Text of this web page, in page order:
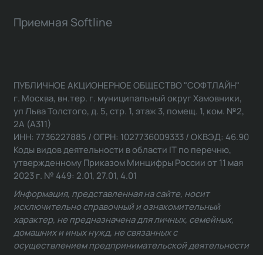
Приемная Softline
ПУБЛИЧНОЕ АКЦИОНЕРНОЕ ОБЩЕСТВО "СОФТЛАЙН"
г. Москва, вн.тер. г. муниципальный округ Хамовники,
ул Льва Толстого, д. 5, стр. 1, этаж 3, помещ. 1, ком. №2,
2А (А311)
ИНН: 7736227885 / ОГРН: 1027736009333 / ОКВЭД: 46.90
Коды видов деятельности в области IT по перечню,
утвержденному Приказом Минцифры России от 11 мая
2023 г. № 449: 2.01, 27.01, 4.01
Информация, представленная на сайте, носит
исключительно справочный и ознакомительный
характер, не предназначена для личных, семейных,
домашних и иных нужд, не связанных с
осуществлением предпринимательской деятельности